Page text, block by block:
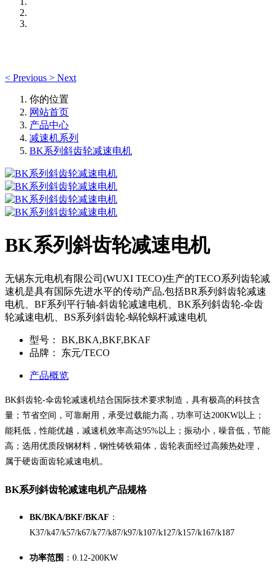
< Previous > Next
你的位置
网站首页
产品中心
减速机系列
BK系列斜齿轮减速电机
BK系列斜齿轮减速电机
无锡东元电机有限公司(WUXI TECO)生产的TECO系列齿轮减
速机是具有国际先进水平的传动产品,包括BR系列斜齿轮减速
电机、BF系列平行轴-斜齿轮减速电机、BK系列斜齿轮-伞齿
轮减速电机、BS系列斜齿轮-蜗轮蜗杆减速电机
型号：
BK,BKA,BKF,BKAF
品牌：
东元/TECO
产品概览
BK斜齿轮-伞齿轮减速机结合国际技术要求制造，具有极高的科技含
量；节省空间，可靠耐用，承受过载能力高，功率可达200KW以上；
能耗低，性能优越，减速机效率高达95%以上；振动小，噪音低，节能
高；选用优质段钢材料，钢性铸铁箱体，齿轮表面经过高频热处理，
属于硬齿面齿轮减速电机。
BK系列斜齿轮减速电机产品规格
BK/BKA/BKF/BKAF ：
K37/k47/k57/k67/k77/k87/k97/k107/k127/k157/k167/k187
功率范围 ：0.12-200KW